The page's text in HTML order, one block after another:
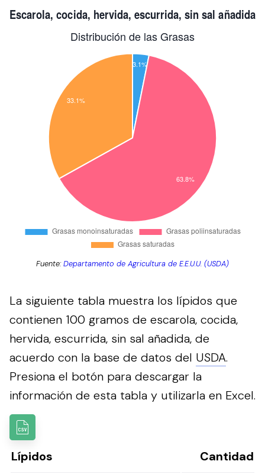
Fuente:Departamento de Agricultura de E.E.U.U. (USDA)
La siguiente tabla muestra los lípidos que
contienen 100 gramos de escarola, cocida,
hervida, escurrida, sin sal añadida, de
acuerdo con la base de datos del USDA.
Presiona el botón para descargar la
información de esta tabla y utilizarla en Excel.
Lípidos
Cantidad